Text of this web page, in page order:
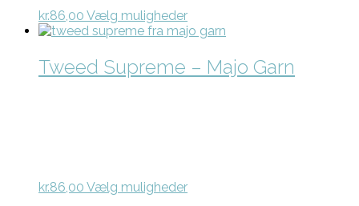
kr.86,00 Vælg mulighederDette
vare
flere
varianter.
Tweed Supreme – Majo Garn
kr.86,00 Vælg mulighederDette